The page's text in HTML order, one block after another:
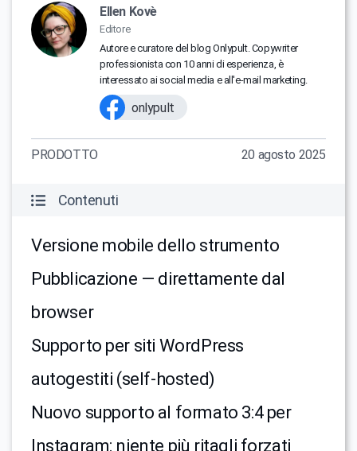
Ellen Kovè
Editore
Autore e curatore del blog Onlypult. Copywriter
professionista con 10 anni di esperienza, è
interessato ai social media e all'e-mail marketing.
onlypult
PRODOTTO 20 agosto 2025
Contenuti
Versione mobile dello strumento
Pubblicazione — direttamente dal
browser
Supporto per siti WordPress
autogestiti (self-hosted)
Nuovo supporto al formato 3:4 per
Instagram: niente più ritagli forzati